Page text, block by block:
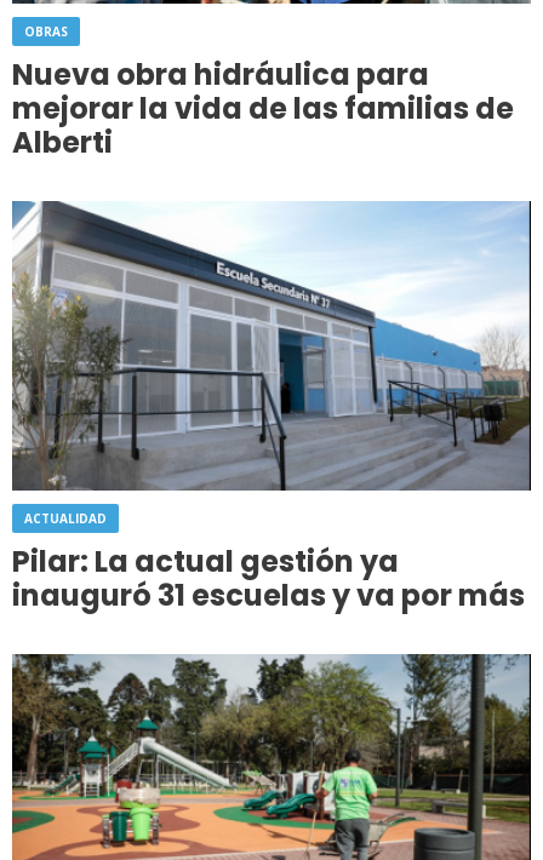
OBRAS
Nueva obra hidráulica para
mejorar la vida de las familias de
Alberti
ACTUALIDAD
Pilar: La actual gestión ya
inauguró 31 escuelas y va por más